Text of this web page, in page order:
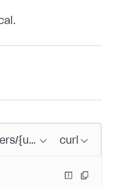
{user_id}/curl